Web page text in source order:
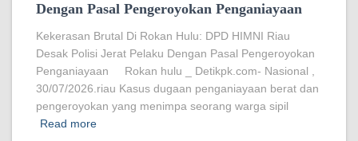
Dengan Pasal Pengeroyokan Penganiayaan
Kekerasan Brutal Di Rokan Hulu: DPD HIMNI Riau
Desak Polisi Jerat Pelaku Dengan Pasal Pengeroyokan
Penganiayaan Rokan hulu _ Detikpk.com- Nasional ,
30/07/2026.riau Kasus dugaan penganiayaan berat dan
pengeroyokan yang menimpa seorang warga sipil
Read more